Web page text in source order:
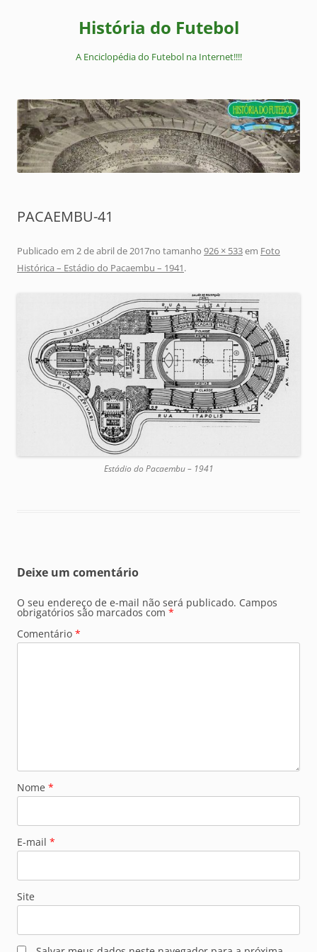
História do Futebol
A Enciclopédia do Futebol na Internet!!!!
PACAEMBU-41
Publicado em 2 de abril de 2017no tamanho 926 × 533em Foto
Histórica – Estádio do Pacaembu – 1941.
Estádio do Pacaembu – 1941
Deixe um comentário
O seu endereço de e-mail não será publicado. Campos
obrigatórios são marcados com *
Comentário *
Nome *
E-mail *
Site